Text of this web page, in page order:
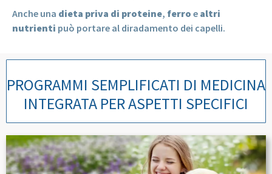
Anche una dieta priva di proteine, ferro e altri
nutrienti può portare al diradamento dei capelli.
PROGRAMMI SEMPLIFICATI DI MEDICINA
INTEGRATA PER ASPETTI SPECIFICI